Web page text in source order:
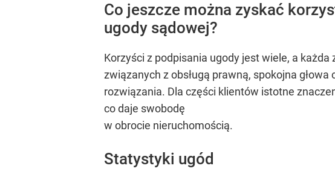
Co jeszcze można zyskać
ugody sądowej?
Korzyści z podpisania ugody jest wiele, a
związanych z obsługą prawną, spokojna
rozwiązania. Dla części klientów istotne
co daje swobodę
w obrocie nieruchomością.
Statystyki ugód